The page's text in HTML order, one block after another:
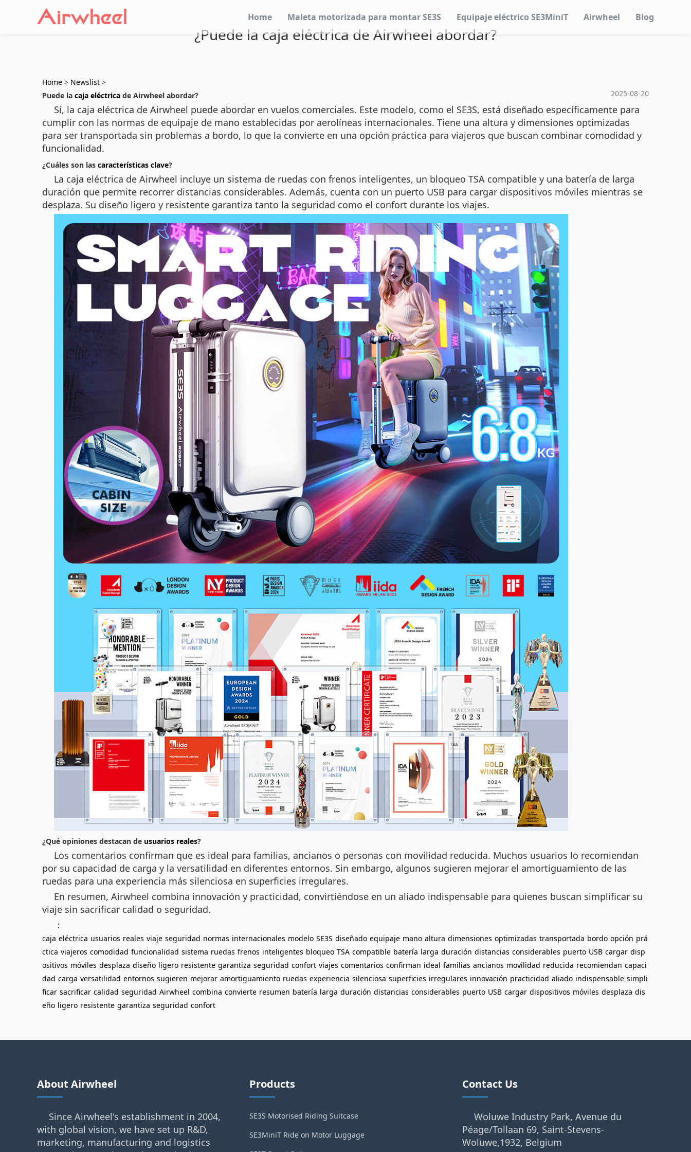
Home Maleta motorizada para montar SE3S Equipaje eléctrico SE3MiniT Airwheel Blog
¿Puede la caja eléctrica de Airwheel abordar?
Home > Newslist >
2025-08-20
Puede la caja eléctrica de Airwheel abordar?
Sí, la caja eléctrica de Airwheel puede abordar en vuelos comerciales. Este modelo, como el SE3S, está diseñado específicamente para
cumplir con las normas de equipaje de mano establecidas por aerolíneas internacionales. Tiene una altura y dimensiones optimizadas
para ser transportada sin problemas a bordo, lo que la convierte en una opción práctica para viajeros que buscan combinar comodidad y
funcionalidad.
¿Cuáles son las características clave?
La caja eléctrica de Airwheel incluye un sistema de ruedas con frenos inteligentes, un bloqueo TSA compatible y una batería de larga
duración que permite recorrer distancias considerables. Además, cuenta con un puerto USB para cargar dispositivos móviles mientras se
desplaza. Su diseño ligero y resistente garantiza tanto la seguridad como el confort durante los viajes.
¿Qué opiniones destacan de usuarios reales?
Los comentarios confirman que es ideal para familias, ancianos o personas con movilidad reducida. Muchos usuarios lo recomiendan
por su capacidad de carga y la versatilidad en diferentes entornos. Sin embargo, algunos sugieren mejorar el amortiguamiento de las
ruedas para una experiencia más silenciosa en superficies irregulares.
En resumen, Airwheel combina innovación y practicidad, convirtiéndose en un aliado indispensable para quienes buscan simplificar su
viaje sin sacrificar calidad o seguridad.
：
caja eléctrica usuarios reales viaje seguridad normas internacionales modelo SE3S diseñado equipaje mano altura dimensiones optimizadas transportada bordo opción prá
ctica viajeros comodidad funcionalidad sistema ruedas frenos inteligentes bloqueo TSA compatible batería larga duración distancias considerables puerto USB cargar disp
ositivos móviles desplaza diseño ligero resistente garantiza seguridad confort viajes comentarios confirman ideal familias ancianos movilidad reducida recomiendan capaci
dad carga versatilidad entornos sugieren mejorar amortiguamiento ruedas experiencia silenciosa superficies irregulares innovación practicidad aliado indispensable simpli
ficar sacrificar calidad seguridad Airwheel combina convierte resumen batería larga duración distancias considerables puerto USB cargar dispositivos móviles desplaza dis
eño ligero resistente garantiza seguridad confort
About Airwheel
Since Airwheel's establishment in 2004,
with global vision, we have set up R&D,
marketing, manufacturing and logistics
Products
SE3S Motorised Riding Suitcase
SE3MiniT Ride on Motor Luggage
Contact Us
Woluwe Industry Park, Avenue du
Péage/Tollaan 69, Saint-Stevens-
Woluwe,1932, Belgium